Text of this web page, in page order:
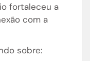
fortaleceu a
com a
sobre: